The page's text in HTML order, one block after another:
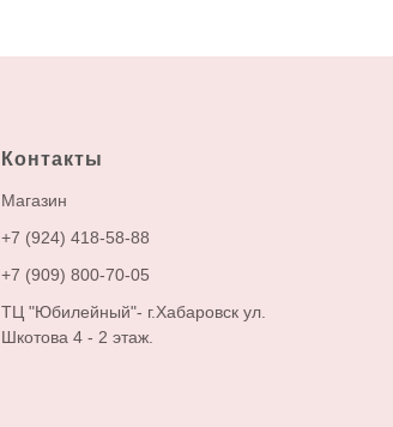
Контакты
Магазин
+7 (924) 418-58-88
+7 (909) 800-70-05
ТЦ "Юбилейный"- г.Хабаровск ул.
Шкотова 4 - 2 этаж.